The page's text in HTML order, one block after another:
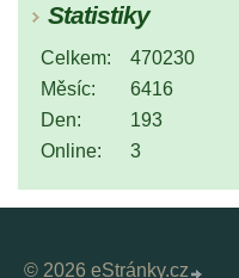
Statistiky
Online: 3
Celkem:
470230
Měsíc:
6416
Den:
193
© 2026 eStránky.cz